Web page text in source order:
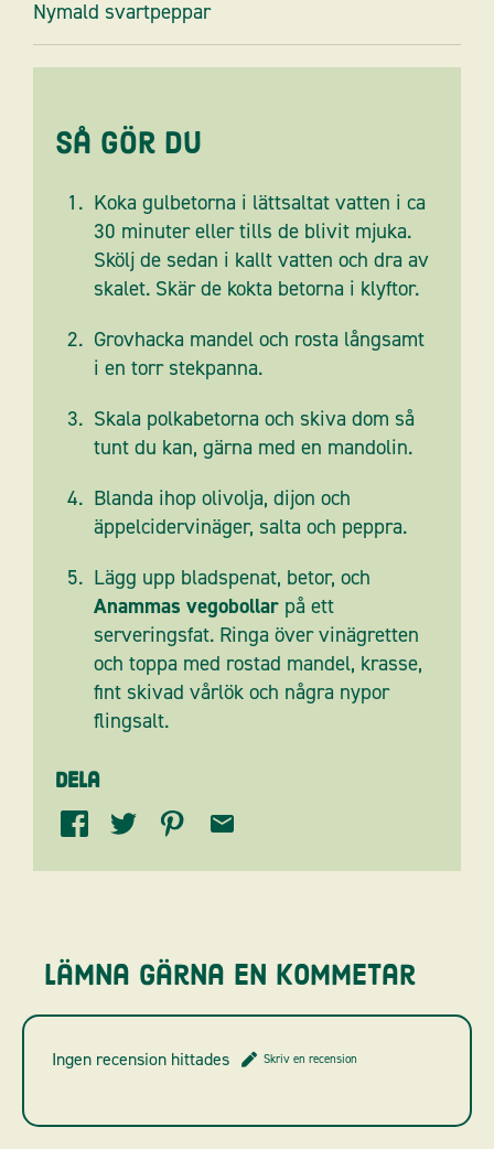
Så gör du
Koka gulbetorna i lättsaltat vatten i ca
30 minuter eller tills de blivit mjuka.
Skölj de sedan i kallt vatten och dra av
skalet. Skär de kokta betorna i klyftor.
Grovhacka mandel och rosta långsamt
i en torr stekpanna.
Skala polkabetorna och skiva dom så
tunt du kan, gärna med en mandolin.
Blanda ihop olivolja, dijon och
äppelcidervinäger, salta och peppra.
Lägg upp bladspenat, betor, och
Anammas vegobollar på ett
serveringsfat. Ringa över vinägretten
och toppa med rostad mandel, krasse,
fint skivad vårlök och några nypor
flingsalt.
Dela
Nymald svartpeppar
Lämna gärna en kommetar
Ingen recension hittades Skriv en recension